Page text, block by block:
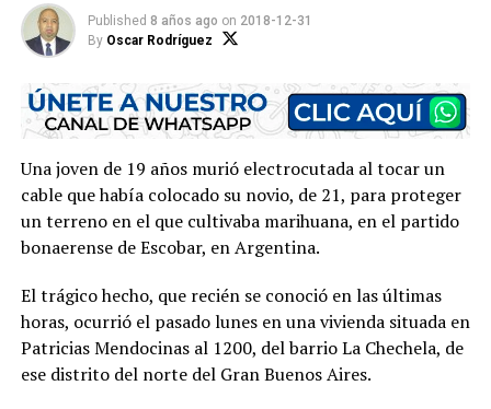
Published 8 años ago on 2018-12-31
By Oscar Rodríguez
Una joven de 19 años murió electrocutada al tocar un
cable que había colocado su novio, de 21, para proteger
un terreno en el que cultivaba marihuana, en el partido
bonaerense de Escobar, en Argentina.
El trágico hecho, que recién se conoció en las últimas
horas, ocurrió el pasado lunes en una vivienda situada en
Patricias Mendocinas al 1200, del barrio La Chechela, de
ese distrito del norte del Gran Buenos Aires.